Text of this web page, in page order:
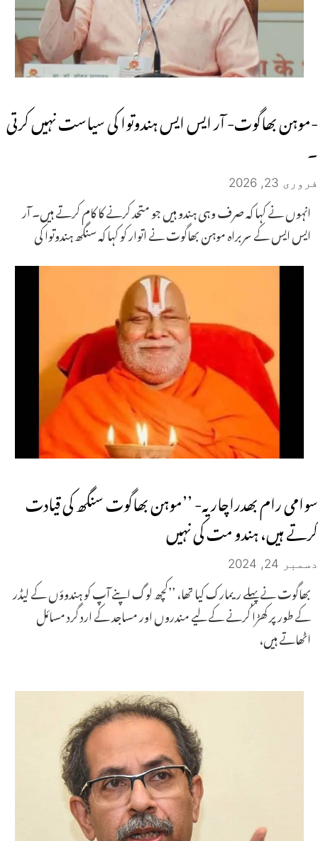
-موہن بھاگوت- آر ایس ایس ہندوتوا کی سیاست نہیں کرتی
۔
فروری 23, 2026
انہوں نے کہا کہ صرف وہی ہندو ہیں جو متحد کرنے کا کام کرتے ہیں۔ آر
ایس ایس کے سربراہ موہن بھاگوت نے اتوار کو کہا کہ سنگھ ہندوتوا کی
سوامی رام بھدراچاریہ- ’’موہن بھاگوت سنگھ کی قیادت
کرتے ہیں، ہندو مت کی نہیں
دسمبر 24, 2024
بھاگوت نے پہلے ریمارک کیا تھا، ’’کچھ لوگ اپنے آپ کو ہندوؤں کے لیڈر
کے طور پر کھڑا کرنے کے لیے مندروں اور مساجد کے ارد گرد مسائل
اٹھاتے ہیں،